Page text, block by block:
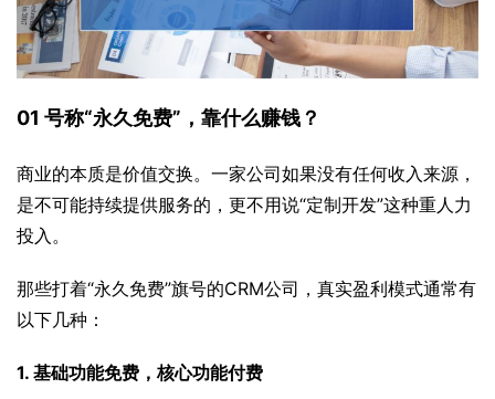
01 号称“永久免费”，靠什么赚钱？
商业的本质是价值交换。一家公司如果没有任何收入来源，
是不可能持续提供服务的，更不用说“定制开发”这种重人力
投入。
那些打着“永久免费”旗号的CRM公司，真实盈利模式通常有
以下几种：
1. 基础功能免费，核心功能付费